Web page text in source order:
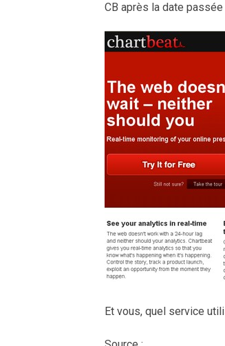
CB après la date
Et vous, quel service